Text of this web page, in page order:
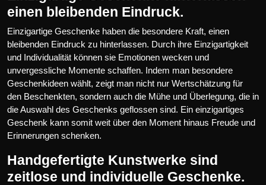
einen bleibenden Eindruck.
Einzigartige Geschenke haben die besondere Kraft, einen
bleibenden Eindruck zu hinterlassen. Durch ihre Einzigartigkeit
und Individualität können sie Emotionen wecken und
unvergessliche Momente schaffen. Indem man besondere
Geschenkideen wählt, zeigt man nicht nur Wertschätzung für
den Beschenkten, sondern auch die Mühe und Überlegung, die in
die Auswahl des Geschenks geflossen sind. Ein einzigartiges
Geschenk kann somit weit über den Moment hinaus Freude und
Erinnerungen schenken.
Handgefertigte Kunstwerke sind
zeitlose und individuelle Geschenke.